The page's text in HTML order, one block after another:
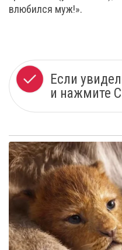
влюбился муж!».
Если
и нажмите